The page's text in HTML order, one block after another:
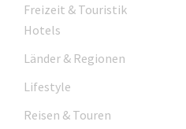
Freizeit & Touristik
Hotels
Länder & Regionen
Lifestyle
Reisen & Touren